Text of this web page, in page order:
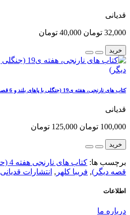
قدیانی
32,000 تومان 40,000 تومان
خرید
کتاب های نارنجی، هفته ی19 (جنگلی با پاهای بلند و 6 قصه ی دیگر)
قدیانی
100,000 تومان 125,000 تومان
خرید
برچسب ها:
قصه دیگر), فریبا کلهر , انتشارات قدیانی
اطلاعات
درباره ما